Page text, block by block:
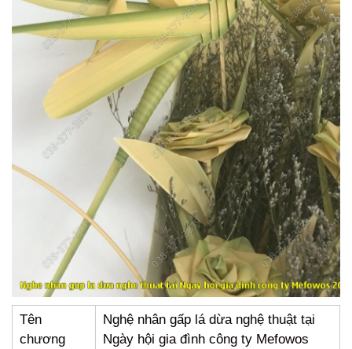
Tên
chương
Nghệ nhân gấp lá dừa nghệ thuật tại
Ngày hội gia đình công ty Mefowos